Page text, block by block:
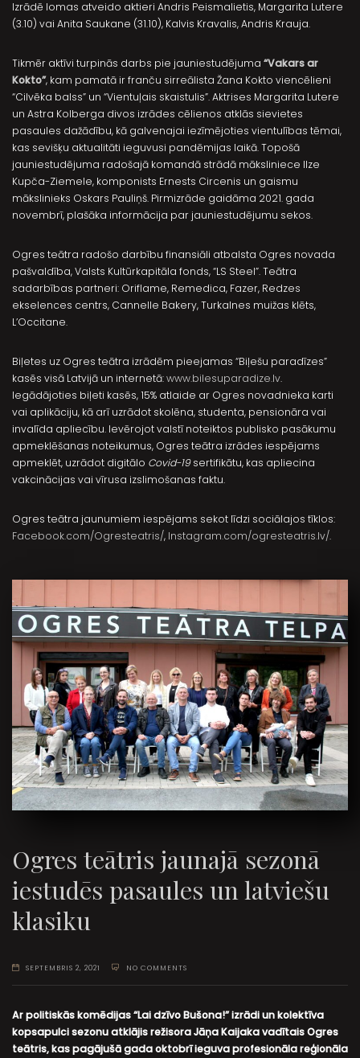
Izrādē lomas atveido aktieri Andris Peismalietis, Margarita Lutere
(3.10) vai Anita Saukane (31.10), Kalvis Kravalis, Andris Krauja.
Tikmēr aktīvi turpinās darbs pie jauniestudējuma “Vakars ar
Kokto”, kam pamatā ir franču sirreālista Žana Kokto viencēlieni
“Cilvēka balss” un “Vientuļais skaistulis”. Aktrises Margarita Lutere
un Astra Kolberga divos izrādes cēlienos atklās sievietes
pasaules dažādību, kā galvenajai iezīmējoties vientulības tēmai,
kas sevišķu aktualitāti ieguvusi pandēmijas laikā. Topošā
jauniestudējuma radošajā komandā strādā māksliniece Ilze
Kupča-Ziemele, komponists Ernests Circenis un gaismu
mākslinieks Oskars Pauliņš. Pirmizrāde gaidāma 2021. gada
novembrī, plašāka informācija par jauniestudējumu sekos.
Ogres teātra radošo darbību finansiāli atbalsta Ogres novada
pašvaldība, Valsts Kultūrkapitāla fonds, “LS Steel”. Teātra
sadarbības partneri: Oriflame, Remedica, Fazer, Redzes
ekselences centrs, Cannelle Bakery, Turkalnes muižas klēts,
L’Occitane.
Biļetes uz Ogres teātra izrādēm pieejamas “Biļešu paradīzes”
kasēs visā Latvijā un internetā:www.bilesuparadize.lv.
Iegādājoties biļeti kasēs, 15% atlaide ar Ogres novadnieka karti
vai aplikāciju, kā arī uzrādot skolēna, studenta, pensionāra vai
invalīda apliecību. Ievērojot valstī noteiktos publisko pasākumu
apmeklēšanas noteikumus, Ogres teātra izrādes iespējams
apmeklēt, uzrādot digitālo Covid-19sertifikātu, kas apliecina
vakcinācijas vai vīrusa izslimošanas faktu.
Ogres teātra jaunumiem iespējams sekot līdzi sociālajos tīklos:
Facebook.com/Ogresteatris/, Instagram.com/ogresteatris.lv/.
Ogres teātris jaunajā sezonā
iestudēs pasaules un latviešu
klasiku
SEPTEMBRIS 2, 2021 NO COMMENTS
Ar politiskās komēdijas “Lai dzīvo Bušona!” izrādi un kolektīva
kopsapulci sezonu atklājis režisora Jāņa Kaijaka vadītais Ogres
teātris, kas pagājušā gada oktobrī ieguva profesionāla reģionāla